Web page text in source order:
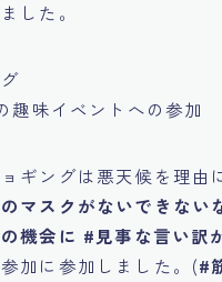
した。
味イベントへの参加
ギングは悪天候を理由
マスクがないできない
機会に #見事な言い訳
加に参加しました。(#